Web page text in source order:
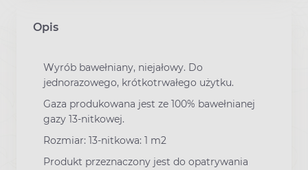
Opis
Wyrób bawełniany, niejałowy. Do
jednorazowego, krótkotrwałego użytku.
Gaza produkowana jest ze 100% bawełnianej
gazy 13-nitkowej.
Rozmiar: 13-nitkowa: 1 m2
Produkt przeznaczony jest do opatrywania